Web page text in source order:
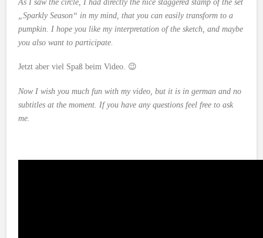
As I saw the circle, I had directly the nice staggered stamp of the set
„Sparkly Season“ in my mind, that you can easily transform to a
pumpkin. I hope you like my interpretation of the sketch, and maybe
you also want to participate.
Jetzt aber viel Spaß beim Video. 😉
Now I wish you much fun with my video, but it is in german and no
subtitles at the moment. If you have any questions feel free to ask
me.